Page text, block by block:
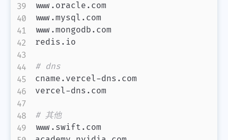
www.oracle.com
www.mysql.com
www.mongodb.com
redis.io
# dns
cname.vercel-dns.com
vercel-dns.com
# 其他
www.swift.com